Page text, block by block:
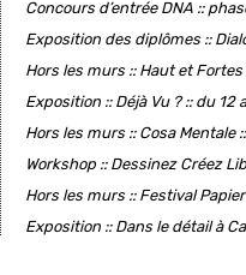
Concours d’entrée DNA ::
Exposition des diplômes ::
Hors les murs :: Haut et Fortes
Exposition :: Déjà Vu ? :: du 12
Hors les murs :: Cosa Mentale
Workshop :: Dessinez Créez
Hors les murs :: Festival
Exposition :: Dans le détail à